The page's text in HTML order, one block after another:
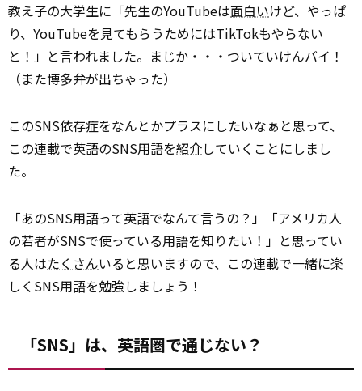
教え子の大学生に「先生のYouTubeは面白いけど、やっぱ
り、YouTubeを見てもらうためにはTikTokもやらない
と！」と言われました。まじか・・・ついていけんバイ！
（また博多弁が出ちゃった）
このSNS依存症をなんとかプラスにしたいなぁと思って、
この連載で英語のSNS用語を紹介していくことにしまし
た。
「あのSNS用語って英語でなんて言うの？」「アメリカ人
の若者がSNSで使っている用語を知りたい！」と思ってい
る人はたくさんいると思いますので、この連載で一緒に楽
しくSNS用語を勉強しましょう！
「SNS」は、英語圏で通じない？